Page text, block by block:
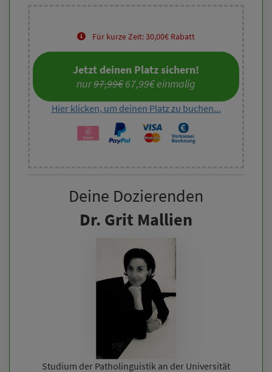
Für kurze Zeit: 30,00€ Rabatt
Jetzt deinen Platz sichern!
nur 97,99€ 67,99€ einmalig
Hier klicken, um deinen Platz zu buchen...
Deine Dozierenden
Dr. Grit Mallien
Studium der Patholinguistik an der Universität